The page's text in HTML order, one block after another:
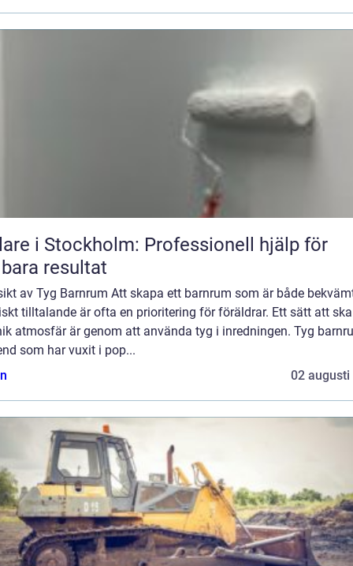
i Stockholm: Professionell hjälp för
resultat
av Tyg Barnrum Att skapa ett barnrum som är både
tilltalande är ofta en prioritering för föräldrar. Ett sätt att
atmosfär är genom att använda tyg i inredningen. Tyg
som har vuxit i pop...
02 augusti